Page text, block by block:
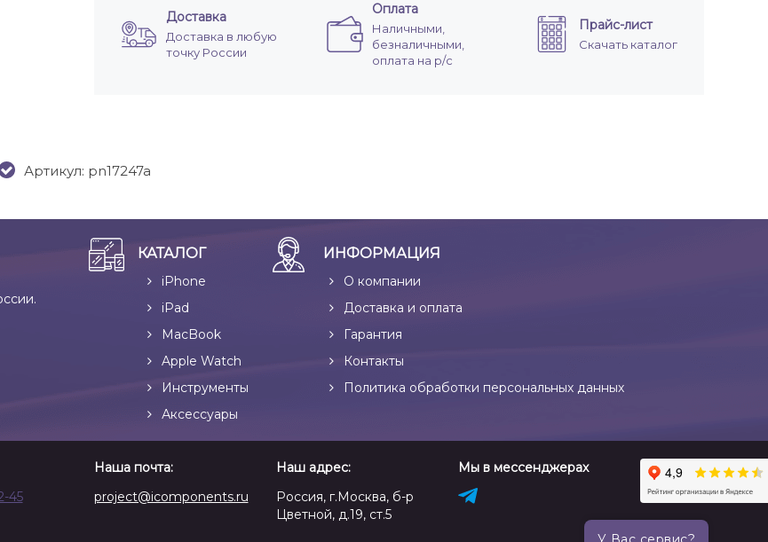
Доставка
Доставка в любую
точку России
Оплата
Наличными,
безналичными,
оплата на р/с
Прайс-лист
Скачать каталог
Артикул: pn17247a
КАТАЛОГ
iPhone
iPad
MacBook
Apple Watch
Инструменты
Аксессуары
ИНФОРМАЦИЯ
О компании
Доставка и оплата
Гарантия
Контакты
Политика обработки персональных данных
45
Наша почта:
project@icomponents.ru
Наш адрес:
Россия, г.Москва, б-р
Цветной, д.19, ст.5
Мы в мессенджерах